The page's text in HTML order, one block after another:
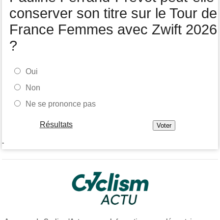
conserver son titre sur le Tour de
France Femmes avec Zwift 2026
?
Oui
Non
Ne se prononce pas
Résultats
-